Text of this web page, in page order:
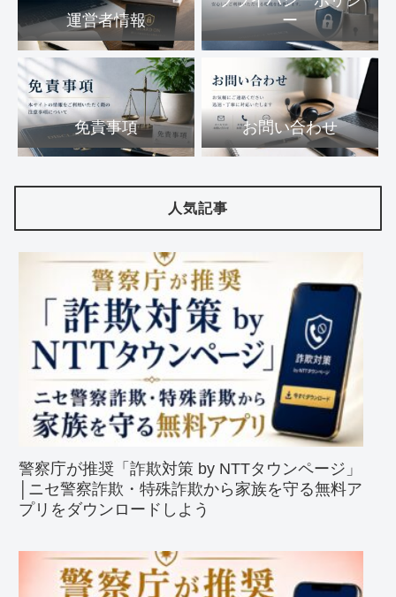
運営者情報
ー
免責事項 お問い合わせ
人気記事
警察庁が推奨「詐欺対策 by NTTタウンページ」
│ニセ警察詐欺・特殊詐欺から家族を守る無料ア
プリをダウンロードしよう